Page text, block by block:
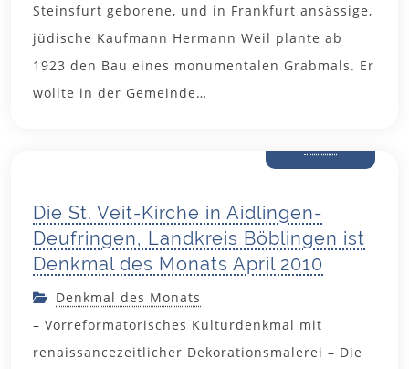
Steinsfurt geborene, und in Frankfurt ansässige,
jüdische Kaufmann Hermann Weil plante ab
1923 den Bau eines monumentalen Grabmals. Er
wollte in der Gemeinde…
Die St. Veit-Kirche in Aidlingen-
Deufringen, Landkreis Böblingen ist
Denkmal des Monats April 2010
Denkmal des Monats
– Vorreformatorisches Kulturdenkmal mit
renaissancezeitlicher Dekorationsmalerei – Die